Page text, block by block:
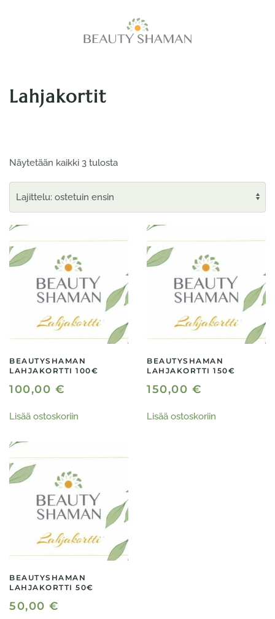
Lahjakortit
Näytetään kaikki 3 tulostaSuosituimmat
BEAUTYSHAMAN
LAHJAKORTTI 100€
100,00 €
Lisää ostoskoriin
BEAUTYSHAMAN
LAHJAKORTTI 150€
150,00 €
Lisää ostoskoriin
BEAUTYSHAMAN
LAHJAKORTTI 50€
50,00 €